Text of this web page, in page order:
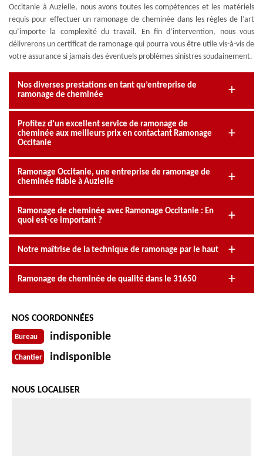
Occitanie à Auzielle, nous avons toutes les compétences et les matériels
requis pour effectuer un ramonage de cheminée dans les règles de l’art
qu’importe la complexité du travail. En fin d’intervention, nous vous
délivrerons un certificat de ramonage qui pourra vous être utile vis-à-vis de
votre assurance si jamais des éventuels problèmes sinistres soudainement.
Nos diverses prestations en tant qu’entreprise de
ramonage de cheminée
Profitez d’un excellent service de ramonage de
cheminée aux meilleurs prix en contactant Ramonage
Occitanie
Ramonage Occitanie, une entreprise de ramonage de
cheminée fiable à Auzielle
Ramonage de cheminée avec Ramonage Occitanie : En
quoi est-ce important ?
Notre maîtrise de la technique de ramonage par le haut
Ramonage de cheminée de qualité dans le 31650
NOS COORDONNÉES
Bureau indisponible
Chantier indisponible
NOUS LOCALISER